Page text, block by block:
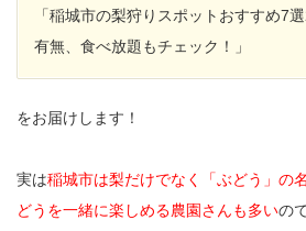
「稲城市の梨狩りスポットおすすめ7
有無、食べ放題もチェック！」
をお届けします！
実は稲城市は梨だけでなく「ぶどう」の
どうを一緒に楽しめる農園さんも多いの